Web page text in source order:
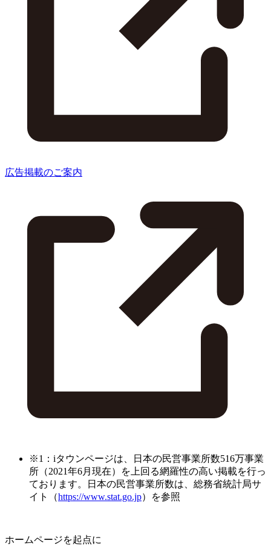
広告掲載のご案内
※1：iタウンページは、日本の民営事業所数516万事業
所（2021年6月現在）を上回る網羅性の高い掲載を行っ
ております。日本の民営事業所数は、総務省統計局サ
イト（https://www.stat.go.jp）を参照
ホームページを起点に